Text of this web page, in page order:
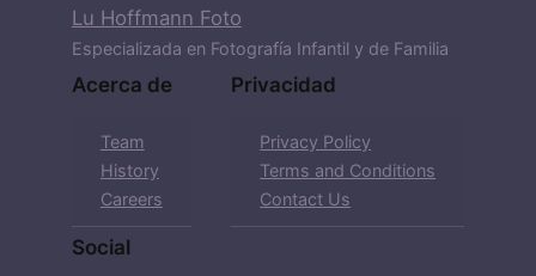
Lu Hoffmann Foto
Especializada en Fotografía Infantil y de Familia
Acerca de
Team
History
Careers
Privacidad
Privacy Policy
Terms and Conditions
Contact Us
Social